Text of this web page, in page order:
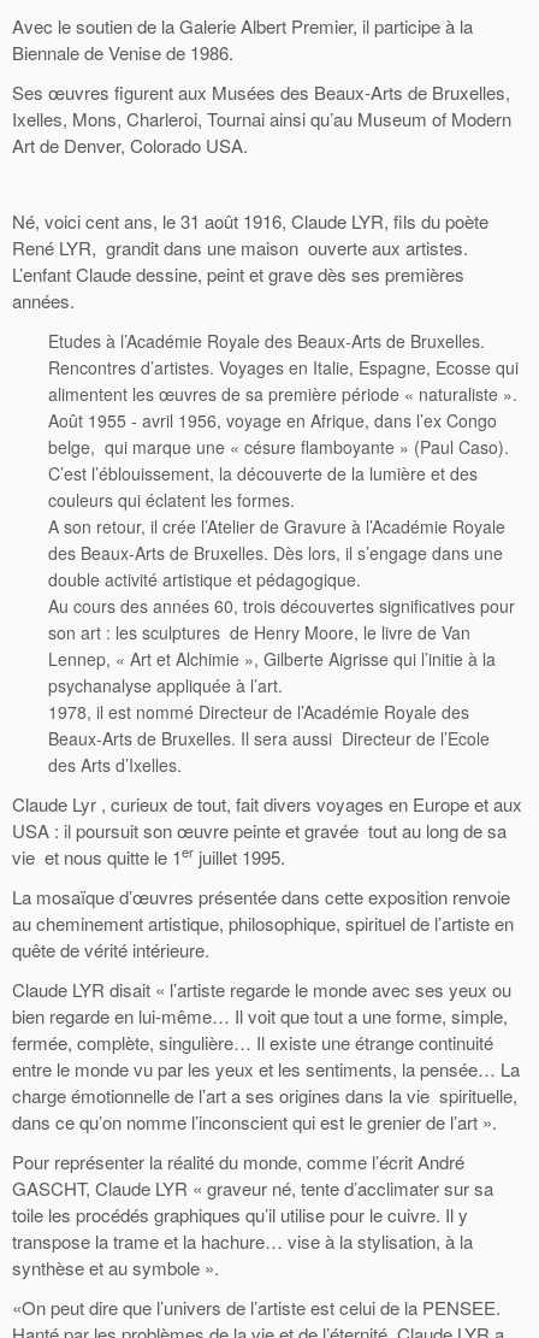
Avec le soutien de la Galerie Albert Premier, il participe à la
Biennale de Venise de 1986.
Ses œuvres figurent aux Musées des Beaux-Arts de Bruxelles,
Ixelles, Mons, Charleroi, Tournai ainsi qu’au Museum of Modern
Art de Denver, Colorado USA.
Né, voici cent ans, le 31 août 1916, Claude LYR, fils du poète
René LYR, grandit dans une maison ouverte aux artistes.
L’enfant Claude dessine, peint et grave dès ses premières
années.
Etudes à l’Académie Royale des Beaux-Arts de Bruxelles.
Rencontres d’artistes. Voyages en Italie, Espagne, Ecosse qui
alimentent les œuvres de sa première période « naturaliste ».
Août 1955 - avril 1956, voyage en Afrique, dans l’ex Congo
belge, qui marque une « césure flamboyante » (Paul Caso).
C’est l’éblouissement, la découverte de la lumière et des
couleurs qui éclatent les formes.
A son retour, il crée l’Atelier de Gravure à l’Académie Royale
des Beaux-Arts de Bruxelles. Dès lors, il s’engage dans une
double activité artistique et pédagogique.
Au cours des années 60, trois découvertes significatives pour
son art : les sculptures de Henry Moore, le livre de Van
Lennep, « Art et Alchimie », Gilberte Aigrisse qui l’initie à la
psychanalyse appliquée à l’art.
1978, il est nommé Directeur de l’Académie Royale des
Beaux-Arts de Bruxelles. Il sera aussi Directeur de l’Ecole
des Arts d’Ixelles.
Claude Lyr , curieux de tout, fait divers voyages en Europe et aux
USA : il poursuit son œuvre peinte et gravée tout au long de sa
vie et nous quitte le 1er juillet 1995.
La mosaïque d’œuvres présentée dans cette exposition renvoie
au cheminement artistique, philosophique, spirituel de l’artiste en
quête de vérité intérieure.
Claude LYR disait « l’artiste regarde le monde avec ses yeux ou
bien regarde en lui-même… Il voit que tout a une forme, simple,
fermée, complète, singulière… Il existe une étrange continuité
entre le monde vu par les yeux et les sentiments, la pensée… La
charge émotionnelle de l’art a ses origines dans la vie spirituelle,
dans ce qu’on nomme l’inconscient qui est le grenier de l’art ».
Pour représenter la réalité du monde, comme l’écrit André
GASCHT, Claude LYR « graveur né, tente d’acclimater sur sa
toile les procédés graphiques qu’il utilise pour le cuivre. Il y
transpose la trame et la hachure… vise à la stylisation, à la
synthèse et au symbole ».
«On peut dire que l’univers de l’artiste est celui de la PENSEE.